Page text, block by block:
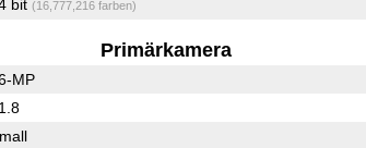
bit (16,777,216 farben)
Primärkamera
MP